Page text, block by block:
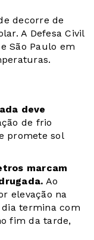
decorre de
A Defesa Civil
São Paulo em
deve
de frio
promete sol
marcam
Ao
elevação na
termina com
fim da tarde,